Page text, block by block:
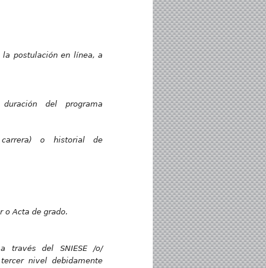
postulación en línea, a
del programa
o historial de
o Acta de grado.
través del SNIESE /o/
nivel debidamente